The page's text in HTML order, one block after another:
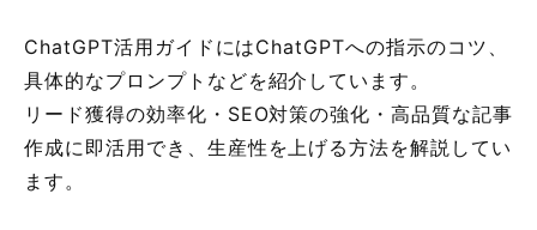
ChatGPT活用ガイドにはChatGPTへの指示のコツ、
具体的なプロンプトなどを紹介しています。
リード獲得の効率化・SEO対策の強化・高品質な記事
作成に即活用でき、生産性を上げる方法を解説してい
ます。